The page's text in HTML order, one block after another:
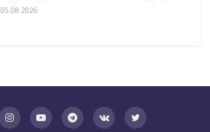
05.08.2026